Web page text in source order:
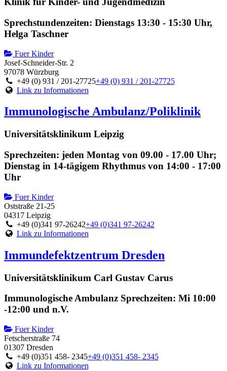
Sprechstundenzeiten: Dienstags 13:30 - 15:30 Uhr,
Helga Taschner
Fuer Kinder
Josef-Schneider-Str. 2
97078 Würzburg
+49 (0) 931 / 201-27725+49 (0) 931 / 201-27725
Link zu Informationen
Immunologische Ambulanz/Poliklinik
Universitätsklinikum Leipzig
Sprechzeiten: jeden Montag von 09.00 - 17.00 Uhr;
Dienstag in 14-tägigem Rhythmus von 14:00 - 17:00
Uhr
Fuer Kinder
Oststraße 21-25
04317 Leipzig
+49 (0)341 97-26242+49 (0)341 97-26242
Link zu Informationen
Immundefektzentrum Dresden
Universitätsklinikum Carl Gustav Carus
Immunologische Ambulanz Sprechzeiten: Mi 10:00
-12:00 und n.V.
Fuer Kinder
Fetscherstraße 74
01307 Dresden
+49 (0)351 458- 2345+49 (0)351 458- 2345
Link zu Informationen